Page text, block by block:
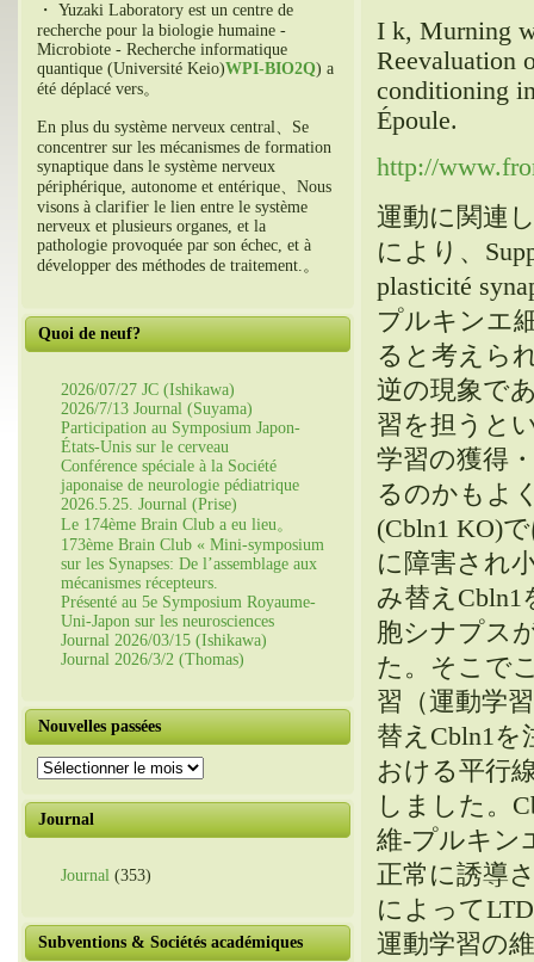
・ Yuzaki Laboratory est un centre de
recherche pour la biologie humaine -
Microbiote - Recherche informatique
quantique (Université Keio)WPI-BIO2Q) a
été déplacé vers。
En plus du système nerveux central、Se
concentrer sur les mécanismes de formation
synaptique dans le système nerveux
périphérique, autonome et entérique、Nous
visons à clarifier le lien entre le système
nerveux et plusieurs organes, et la
pathologie provoquée par son échec, et à
développer des méthodes de traitement.。
Quoi de neuf?
2026/07/27 JC (Ishikawa)
2026/7/13 Journal (Suyama)
Participation au Symposium Japon-
États-Unis sur le cerveau
Conférence spéciale à la Société
japonaise de neurologie pédiatrique
2026.5.25. Journal (Prise)
Le 174ème Brain Club a eu lieu。
173ème Brain Club « Mini-symposium
sur les Synapses: De l’assemblage aux
mécanismes récepteurs.
Présenté au 5e Symposium Royaume-
Uni-Japon sur les neurosciences
Journal 2026/03/15 (Ishikawa)
Journal 2026/3/2 (Thomas)
Nouvelles passées
Nouvelles
passées
Journal
Journal (353)
Subventions & Sociétés académiques
I k, Murning
Reevaluation
conditioning
Époule.
http://
運動に関連
により 、
plasticité
プルキンエ
ると考えら
逆の現象で
習を担うと
学習の獲得
るのかもよ
(Cbln1 KO)
に障害され
み替え
胞シナプス
た 。 そこで
習（運動学
替えCbln1
おける平行
しました 。
維-プルキン
正常に誘導
によって
運動学習の